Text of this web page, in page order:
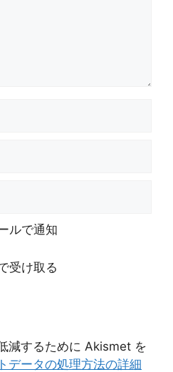
ルで通知
受け取る
減するために Akismet を
データの処理方法の詳細